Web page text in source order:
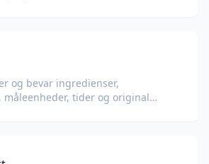
og bevar ingredienser,
tider og original